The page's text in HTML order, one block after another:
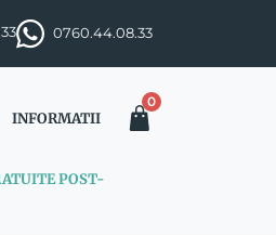
0760.44.08.33
INFORMATII
0
POST-